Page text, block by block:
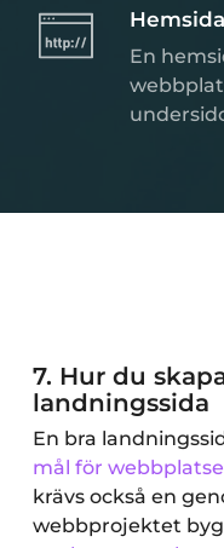
Hemsida
En
7. Hur du
landningssida
En bra
mål för
krävs också en
webbprojektet